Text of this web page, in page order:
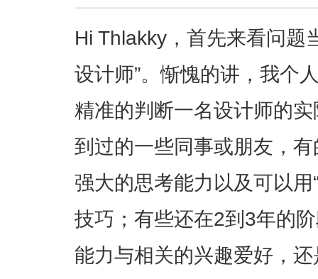
Hi Thlakky，首先来看问题
设计师”。惭愧的讲，我个
精准的判断一名设计师的
到过的一些同事或朋友，
强大的思考能力以及可以
技巧；有些还在2到3年的
能力与相关的兴趣爱好，